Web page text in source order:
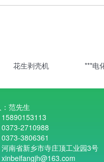
花生剥壳机 ***电
范先生
0373-2710988
3806361
南省新乡市寺庄顶工业园3号
xinbeifangjh@163.com